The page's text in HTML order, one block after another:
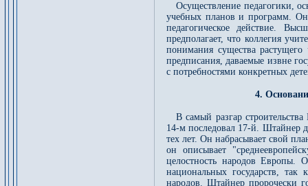
Осуществление педагогики,
учебных планов и программ.
педагогическое действие.
предполагает, что коллегия
понимания существа растущего
предписания, даваемые извне
с потребностями конкретных
4.
В самый разгар
14-м последовал 17-й. Штайнер
тех лет. Он набрасывает свой
он описывает
целостность народов Европы.
национальных государств,
народов. Штайнер пророчески